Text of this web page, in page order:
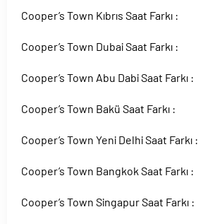
Cooper’s Town Kıbrıs Saat Farkı :
Cooper’s Town Dubai Saat Farkı :
Cooper’s Town Abu Dabi Saat Farkı :
Cooper’s Town Bakü Saat Farkı :
Cooper’s Town Yeni Delhi Saat Farkı :
Cooper’s Town Bangkok Saat Farkı :
Cooper’s Town Singapur Saat Farkı :